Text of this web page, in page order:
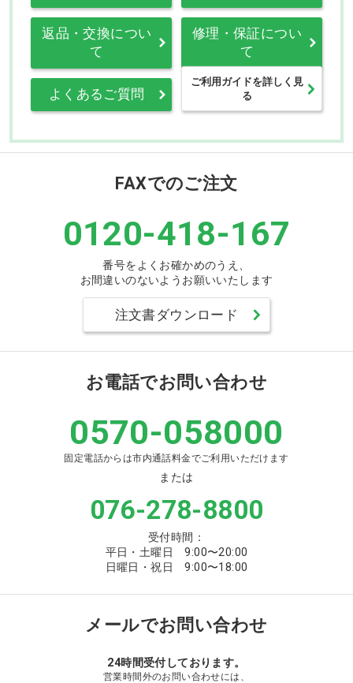
返品・交換につい
て
修理・保証につい
て
よくあるご質問
ご利用ガイドを詳しく見
る
FAXでのご注文
0120-418-167
番号をよくお確かめのうえ、
お間違いのないようお願いいたします
注文書ダウンロード
お電話でお問い合わせ
0570-058000
固定電話からは市内通話料金でご利用いただけます
または
076-278-8800
受付時間：
平日・土曜日 9:00〜20:00
日曜日・祝日 9:00〜18:00
メールでお問い合わせ
24時間受付しております。
営業時間外のお問い合わせには、